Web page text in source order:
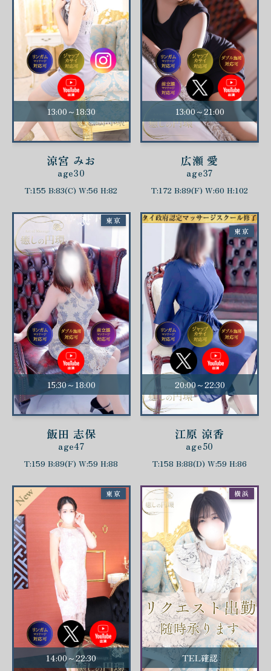
13:00～18:30
涼宮 みお
age30
T:155 B:83(C) W:56 H:82
13:00～21:00
広瀬 愛
age37
T:172 B:89(F) W:60 H:102
15:30～18:00
飯田 志保
age47
T:159 B:89(F) W:59 H:88
東京
20:00～22:30
江原 涼香
age50
T:158 B:88(D) W:59 H:86
東京
14:00～22:30
東京
TEL確認
横浜